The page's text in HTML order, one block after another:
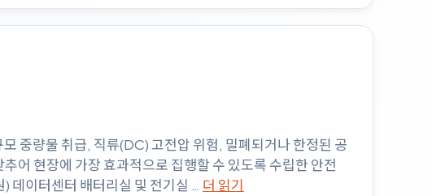
량물 취급, 직류(DC) 고전압 위험, 밀폐되거나 한정된 공
어 현장에 가장 효과적으로 집행할 수 있도록 수립한 안전
데이터센터 배터리실 및 전기실 … 더 읽기